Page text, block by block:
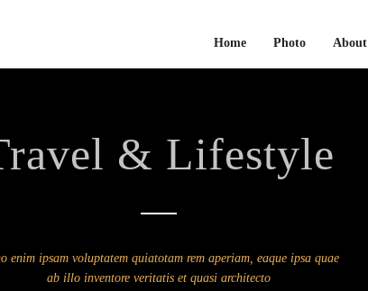
Home Photo About
& Lifestyle
enim ipsam voluptatem quiatotam rem aperiam, eaque ipsa quae
ab illo inventore veritatis et quasi architecto